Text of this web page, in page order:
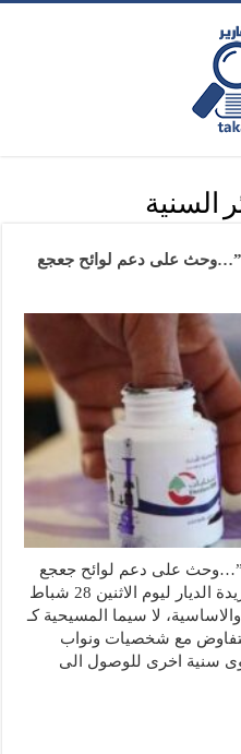
السنية
على دعم لوائح جعجع
على دعم لوائح جعجع
كتب الصحافي علي ضاحي في جريدة الديار ليوم الاثنين 28 شباط
والاساسية، لا سيما المسيحية كـ
تتفاوض مع شخصيات ونواب
سنية اخرى للوصول الى